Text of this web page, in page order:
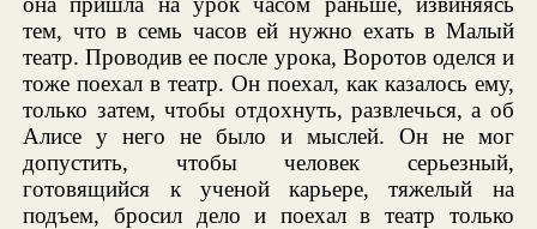
тем, что в семь часов ей нужно ехать в Малый
театр. Проводив ее после урока, Воротов оделся и
тоже поехал в театр. Он поехал, как казалось ему,
только затем, чтобы отдохнуть, развлечься, а об
Алисе у него не было и мыслей. Он не мог
допустить, чтобы человек серьезный,
готовящийся к ученой карьере, тяжелый на
подъем, бросил дело и поехал в театр только